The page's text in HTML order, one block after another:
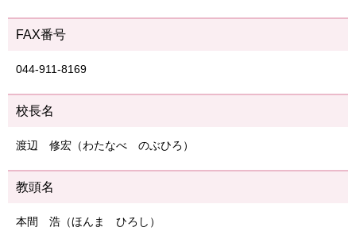
FAX番号
044-911-8169
校長名
渡辺 修宏（わたなべ のぶひろ）
教頭名
本間 浩（ほんま ひろし）